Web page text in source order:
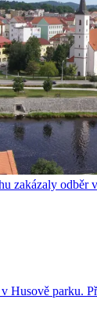
zakázaly odběr
Husově parku.